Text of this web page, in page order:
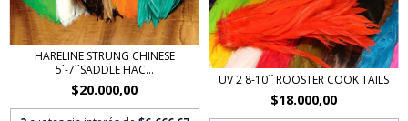
HARELINE STRUNG CHINESE
5`-7``SADDLE HAC...
$20.000,00
UV 2 8-10´´ ROOSTER COOK TAILS
$18.000,00